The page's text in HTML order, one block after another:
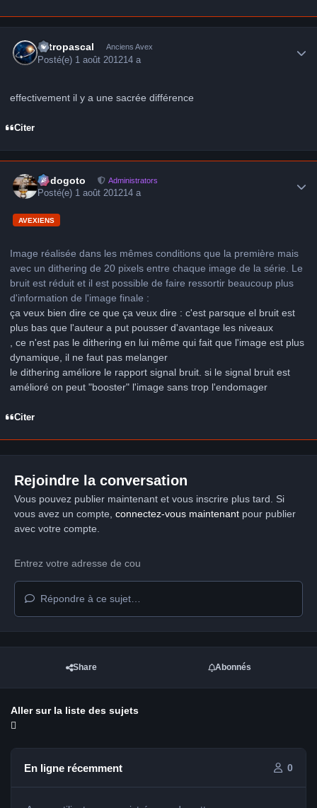
astropascal Anciens Avex
Posté(e) 1 août 201214 a
effectivement il y a une sacrée différence
Citer
frédogoto Administrators
Posté(e) 1 août 201214 a
AVEXIENS
Image réalisée dans les mêmes conditions que la première mais
avec un dithering de 20 pixels entre chaque image de la série. Le
bruit est réduit et il est possible de faire ressortir beaucoup plus
d'information de l'image finale :
ça veux bien dire ce que ça veux dire : c'est parsque el bruit est
plus bas que l'auteur a put pousser d'avantage les niveaux
, ce n'est pas le dithering en lui même qui fait que l'image est plus
dynamique, il ne faut pas melanger
le dithering améliore le rapport signal bruit. si le signal bruit est
amélioré on peut "booster" l'image sans trop l'endomager
Citer
Rejoindre la conversation
Vous pouvez publier maintenant et vous inscrire plus tard. Si
vous avez un compte, connectez-vous maintenantpour publier
avec votre compte.
Répondre à ce sujet…
Share Abonnés
Aller sur la liste des sujets
En ligne récemment 0